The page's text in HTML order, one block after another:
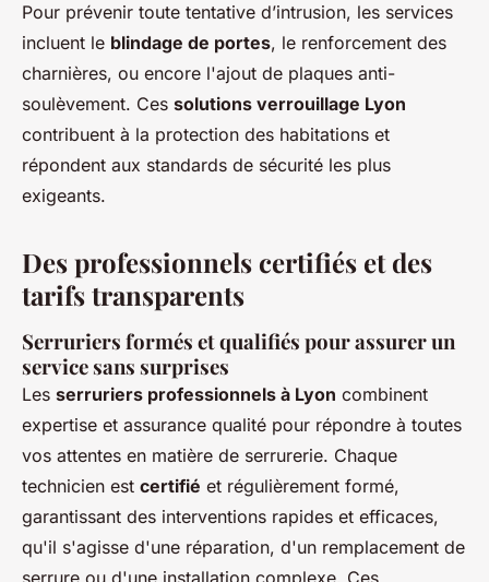
Pour prévenir toute tentative d’intrusion, les services
incluent le blindage de portes, le renforcement des
charnières, ou encore l'ajout de plaques anti-
soulèvement. Ces solutions verrouillage Lyon
contribuent à la protection des habitations et
répondent aux standards de sécurité les plus
exigeants.
Des professionnels certifiés et des
tarifs transparents
Serruriers formés et qualifiés pour assurer un
service sans surprises
Les serruriers professionnels à Lyon combinent
expertise et assurance qualité pour répondre à toutes
vos attentes en matière de serrurerie. Chaque
technicien est certifié et régulièrement formé,
garantissant des interventions rapides et efficaces,
qu'il s'agisse d'une réparation, d'un remplacement de